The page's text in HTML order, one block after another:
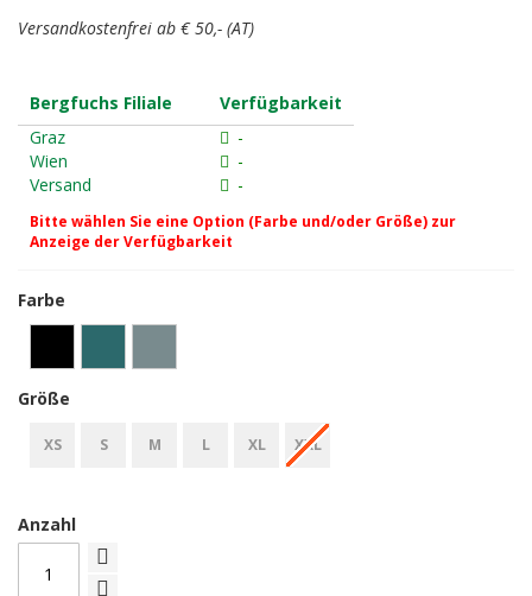
Versandkostenfrei ab € 50,- (AT)
Bergfuchs Filiale
Verfügbarkeit
Graz
-
Wien
-
Versand
-
Bitte wählen Sie eine Option (Farbe und/oder Größe) zur
Anzeige der Verfügbarkeit
Farbe
Größe
XS S M L XL XXL
Anzahl